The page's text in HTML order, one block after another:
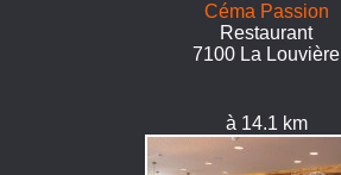
Céma Passion
Restaurant
7100 La Louvière
à 14.1 km